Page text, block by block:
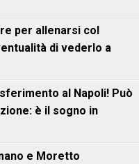
per allenarsi col
di vederlo a
al Napoli! Può
è il sogno in
e Moretto